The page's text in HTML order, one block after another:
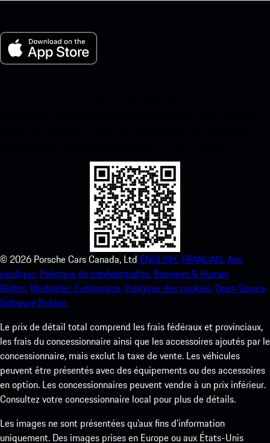
© 2026 Porsche Cars Canada, Ltd ENGLISH. FRANCAIS.Avis
juridique. Politique de confidentialité. Business & Human
Rights. Modalités d’utilisation. Politique des cookies.Open Source
Software Notice.
Le prix de détail total comprend les frais fédéraux et provinciaux,
les frais du concessionnaire ainsi que les accessoires ajoutés par le
concessionnaire, mais exclut la taxe de vente. Les véhicules
peuvent être présentés avec des équipements ou des accessoires
en option. Les concessionnaires peuvent vendre à un prix inférieur.
Consultez votre concessionnaire local pour plus de détails.
Les images ne sont présentées qu’aux fins d’information
uniquement. Des images prises en Europe ou aux États-Unis